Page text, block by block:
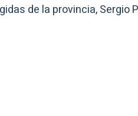
de la provincia, Sergio